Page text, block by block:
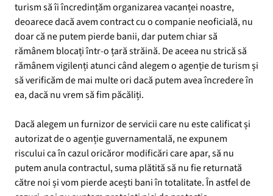
turism să îi încredințăm organizarea vacanței noastre,
deoarece dacă avem contract cu o companie neoficială, nu
doar că ne putem pierde banii, dar putem chiar să
rămânem blocați într-o țară străină. De aceea nu strică să
rămânem vigilenți atunci când alegem o agenție de turism și
să verificăm de mai multe ori dacă putem avea încredere în
ea, dacă nu vrem să fim păcăliți.
Dacă alegem un furnizor de servicii care nu este calificat și
autorizat de o agenție guvernamentală, ne expunem
riscului ca în cazul oricăror modificări care apar, să nu
putem anula contractul, suma plătită să nu fie returnată
către noi și vom pierde acești bani în totalitate. În astfel de